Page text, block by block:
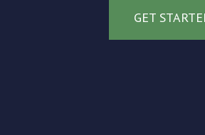
GET